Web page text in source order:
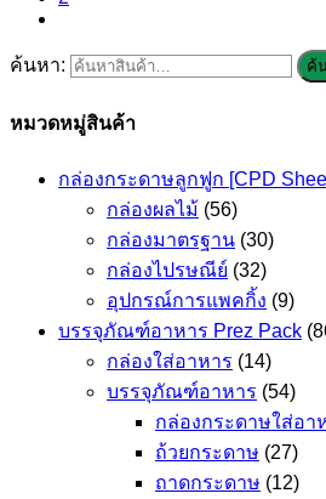
ค้นหา: ค้
หมวดหมู่สินค้า
กล่องกระดาษลูกฟูก [CPD
กล่องผลไม้ (56)
กล่องมาตรฐาน (30)
กล่องไปรษณีย์ (32)
อุปกรณ์การแพคกิ้ง (9)
บรรจุภัณฑ์อาหาร Prez Pack
กล่องใส่อาหาร (14)
บรรจุภัณฑ์อาหาร (54)
กล่องกระดาษใส่อา
ถ้วยกระดาษ (27)
ถาดกระดาษ (12)